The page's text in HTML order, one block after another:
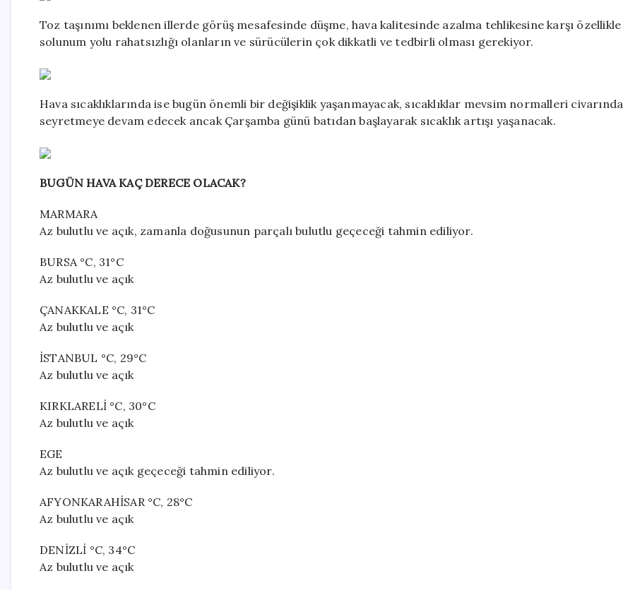
Toz taşınımı beklenen illerde görüş mesafesinde düşme, hava kalitesinde azalma tehlikesine karşı özellikle
solunum yolu rahatsızlığı olanların ve sürücülerin çok dikkatli ve tedbirli olması gerekiyor.
Hava sıcaklıklarında ise bugün önemli bir değişiklik yaşanmayacak, sıcaklıklar mevsim normalleri civarında
seyretmeye devam edecek ancak Çarşamba günü batıdan başlayarak sıcaklık artışı yaşanacak.
BUGÜN HAVA KAÇ DERECE OLACAK?
MARMARA
Az bulutlu ve açık, zamanla doğusunun parçalı bulutlu geçeceği tahmin ediliyor.
BURSA °C, 31°C
Az bulutlu ve açık
ÇANAKKALE °C, 31°C
Az bulutlu ve açık
İSTANBUL °C, 29°C
Az bulutlu ve açık
KIRKLARELİ °C, 30°C
Az bulutlu ve açık
EGE
Az bulutlu ve açık geçeceği tahmin ediliyor.
AFYONKARAHİSAR °C, 28°C
Az bulutlu ve açık
DENİZLİ °C, 34°C
Az bulutlu ve açık